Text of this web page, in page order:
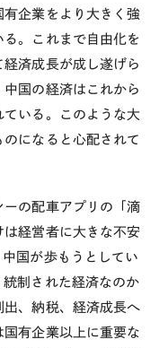
企業をより大きく強
る。これまで自由化を
済成長が成し遂げら
国の経済はこれから
いる。このような大
になると心配されて
の配車アプリの「滴
経営者に大きな不安
国が歩もうとしてい
制された経済なのか
、納税、経済成長へ
有企業以上に重要な